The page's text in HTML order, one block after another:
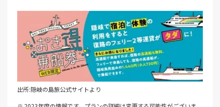
出所:隠岐の島旅公式サイトより